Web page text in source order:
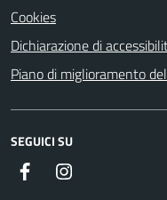
Cookies
Dichiarazione di
Piano di miglioramento
SEGUICI SU
Facebook